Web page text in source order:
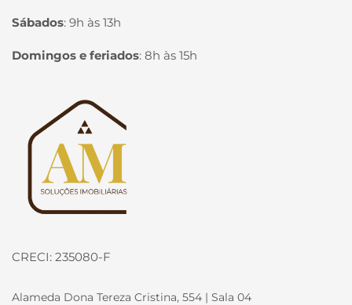
Sábados: 9h às 13h
Domingos e feriados: 8h às 15h
Página inicial
CRECI: 235080-F
Alameda Dona Tereza Cristina, 554 | Sala 04